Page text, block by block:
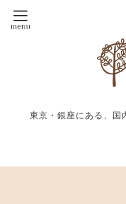
東京・銀座にある、国